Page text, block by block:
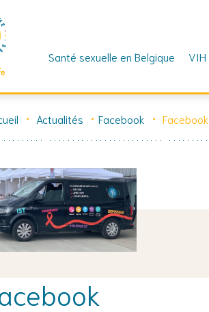
Santé sexuelle en Belgique VIH
Actualités Facebook Facebook